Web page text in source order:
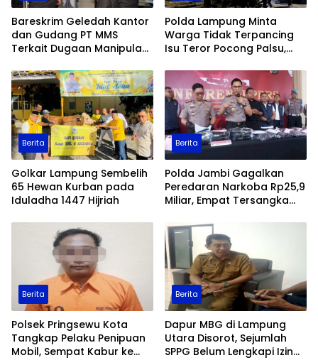
Bareskrim Geledah Kantor
dan Gudang PT MMS
Terkait Dugaan Manipulasi
Polda Lampung Minta
Warga Tidak Terpancing
Isu Teror Pocong Palsu,
Ditingkatkan
Berita
Golkar Lampung Sembelih
65 Hewan Kurban pada
Iduladha 1447 Hijriah
Berita
Polda Jambi Gagalkan
Peredaran Narkoba Rp25,9
Miliar, Empat Tersangka
Berita
Polsek Pringsewu Kota
Tangkap Pelaku Penipuan
Mobil, Sempat Kabur ke
Berita
Dapur MBG di Lampung
Utara Disorot, Sejumlah
SPPG Belum Lengkapi Izin